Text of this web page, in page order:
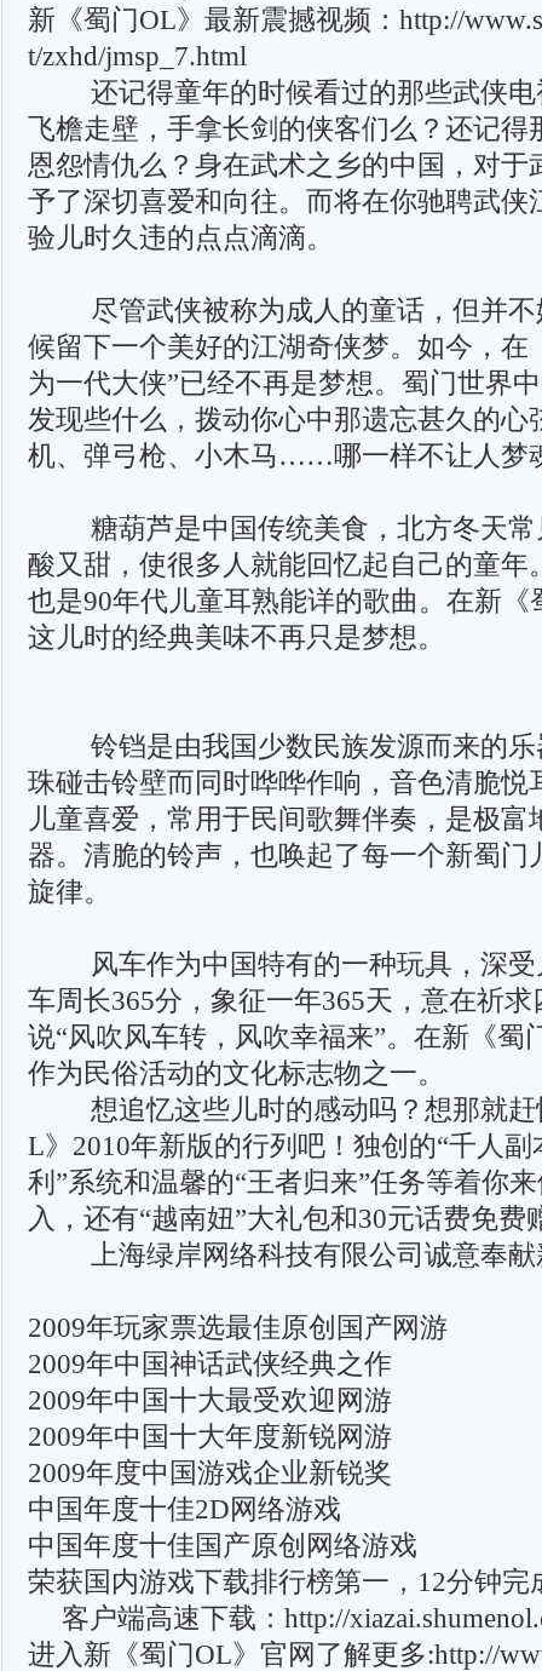
新《蜀门OL》最新震撼视频：http://
t/zxhd/jmsp_7.html
还记得童年的时候看过的那些武侠
飞檐走壁，手拿长剑的侠客们么？还记得
恩怨情仇么？身在武术之乡的中国，对于
予了深切喜爱和向往。而将在你驰聘武侠
验儿时久违的点点滴滴。
尽管武侠被称为成人的童话，但并
候留下一个美好的江湖奇侠梦。如今，在
为一代大侠”已经不再是梦想。蜀门世界
发现些什么，拨动你心中那遗忘甚久的心
机、弹弓枪、小木马……哪一样不让人梦
糖葫芦是中国传统美食，北方冬天
酸又甜，使很多人就能回忆起自己的童年
也是90年代儿童耳熟能详的歌曲。在新《
这儿时的经典美味不再只是梦想。
铃铛是由我国少数民族发源而来的
珠碰击铃壁而同时哗哗作响，音色清脆悦
儿童喜爱，常用于民间歌舞伴奏，是极富
器。清脆的铃声，也唤起了每一个新蜀门
旋律。
风车作为中国特有的一种玩具，深
车周长365分，象征一年365天，意在祈
说“风吹风车转，风吹幸福来”。在新《蜀
作为民俗活动的文化标志物之一。
想追忆这些儿时的感动吗？想那就赶
L》2010年新版的行列吧！独创的“千人副
利”系统和温馨的“王者归来”任务等着你
入，还有“越南妞”大礼包和30元话费免费
上海绿岸网络科技有限公司诚意奉献
2009年玩家票选最佳原创国产网游
2009年中国神话武侠经典之作
2009年中国十大最受欢迎网游
2009年中国十大年度新锐网游
2009年度中国游戏企业新锐奖
中国年度十佳2D网络游戏
中国年度十佳国产原创网络游戏
荣获国内游戏下载排行榜第一，12分钟完
客户端高速下载：http://
进入新《蜀门OL》官网了解更多:http://